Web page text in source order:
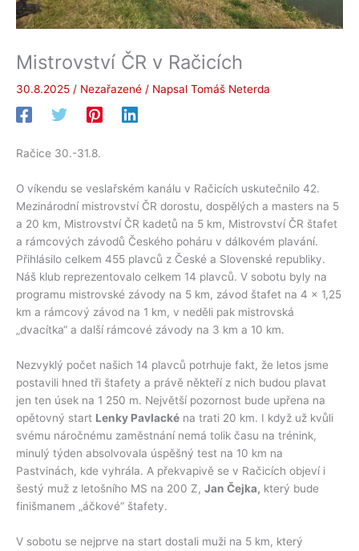
Mistrovství ČR v Račicích
30.8.2025 / Nezařazené / Napsal Tomáš Neterda
Račice 30.-31.8.
O víkendu se veslařském kanálu v Račicích uskutečnilo 42.
Mezinárodní mistrovství ČR dorostu, dospělých a masters na 5
a 20 km, Mistrovství ČR kadetů na 5 km, Mistrovství ČR štafet
a rámcových závodů Českého poháru v dálkovém plavání.
Přihlásilo celkem 455 plavců z České a Slovenské republiky.
Náš klub reprezentovalo celkem 14 plavců. V sobotu byly na
programu mistrovské závody na 5 km, závod štafet na 4 x 1,25
km a rámcový závod na 1 km, v neděli pak mistrovská
„dvacítka“ a další rámcové závody na 3 km a 10 km.
Nezvyklý počet našich 14 plavců potrhuje fakt, že letos jsme
postavili hned tři štafety a právě někteří z nich budou plavat
jen ten úsek na 1 250 m. Největší pozornost bude upřena na
opětovný start Lenky Pavlacké na trati 20 km. I když už kvůli
svému náročnému zaměstnání nemá tolik času na trénink,
minulý týden absolvovala úspěšný test na 10 km na
Pastvinách, kde vyhrála. A překvapivě se v Račicích objeví i
šestý muž z letošního MS na 200 Z, Jan Čejka, který bude
finišmanem „áčkové“ štafety.
V sobotu se nejprve na start dostali muži na 5 km, který